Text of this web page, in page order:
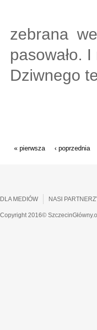
zebrana
pasowało.
Dziwnego
« pierwsza ‹ poprzednia
DLA MEDIÓW NASI
Copyright 2016©